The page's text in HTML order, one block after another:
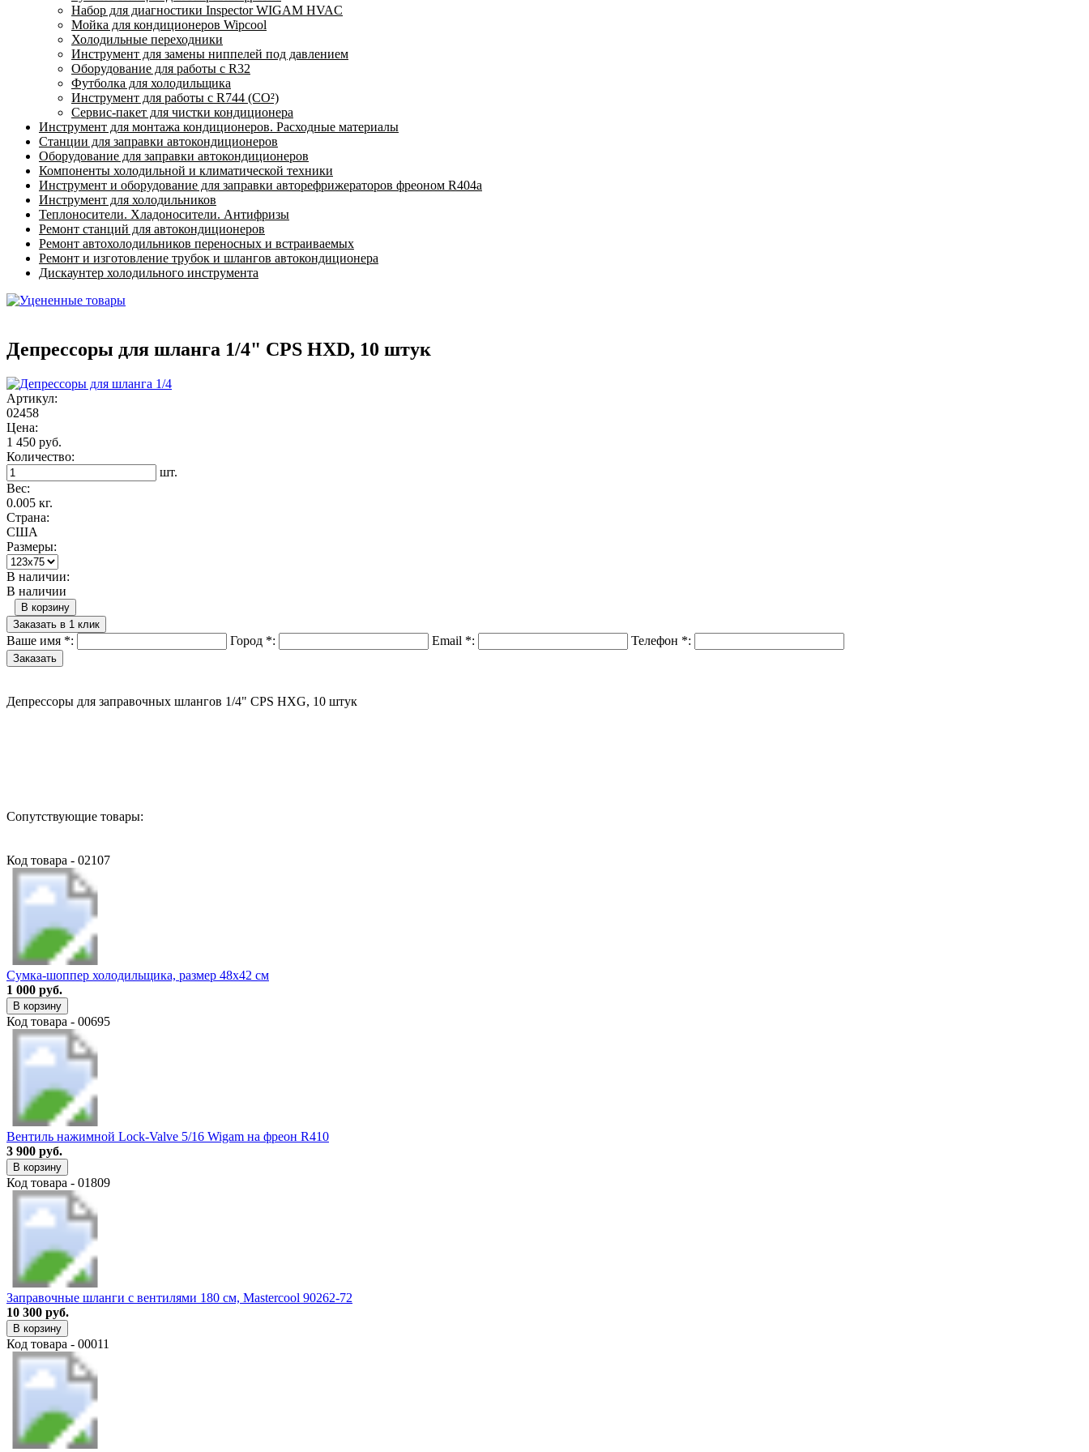
Набор для диагностики Inspector WIGAM HVAC
Мойка для кондиционеров Wipcool
Холодильные переходники
Инструмент для замены ниппелей под давлением
Оборудование для работы с R32
Футболка для холодильщика
Инструмент для работы с R744 (CO²)
Сервис-пакет для чистки кондиционера
Инструмент для монтажа кондиционеров. Расходные материалы
Станции для заправки автокондиционеров
Оборудование для заправки автокондиционеров
Компоненты холодильной и климатической техники
Инструмент и оборудование для заправки авторефрижераторов фреоном R404a
Инструмент для холодильников
Теплоносители. Хладоносители. Антифризы
Ремонт станций для автокондиционеров
Ремонт автохолодильников переносных и встраиваемых
Ремонт и изготовление трубок и шлангов автокондиционера
Дискаунтер холодильного инструмента
Депрессоры для шланга 1/4" CPS HXD, 10 штук
Артикул:
02458
Цена:
1 450 руб.
Количество:
шт.
Вес:
0.005 кг.
Страна:
США
Размеры:
В наличии:
В наличии
В корзину
Заказать в 1 клик
Ваше имя *: Город *: Email *: Телефон *:
Депрессоры для заправочных шлангов 1/4" CPS HXG, 10 штук
Сопутствующие товары:
Код товара - 02107
Сумка-шоппер холодильщика, размер 48х42 см
1 000 руб.
В корзину
Код товара - 00695
Вентиль нажимной Lock-Valve 5/16 Wigam на фреон R410
3 900 руб.
В корзину
Код товара - 01809
Заправочные шланги с вентилями 180 см, Mastercool 90262-72
10 300 руб.
В корзину
Код товара - 00011